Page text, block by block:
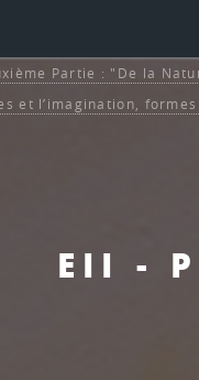
EII -
Partie : "De la
et l’imagination,